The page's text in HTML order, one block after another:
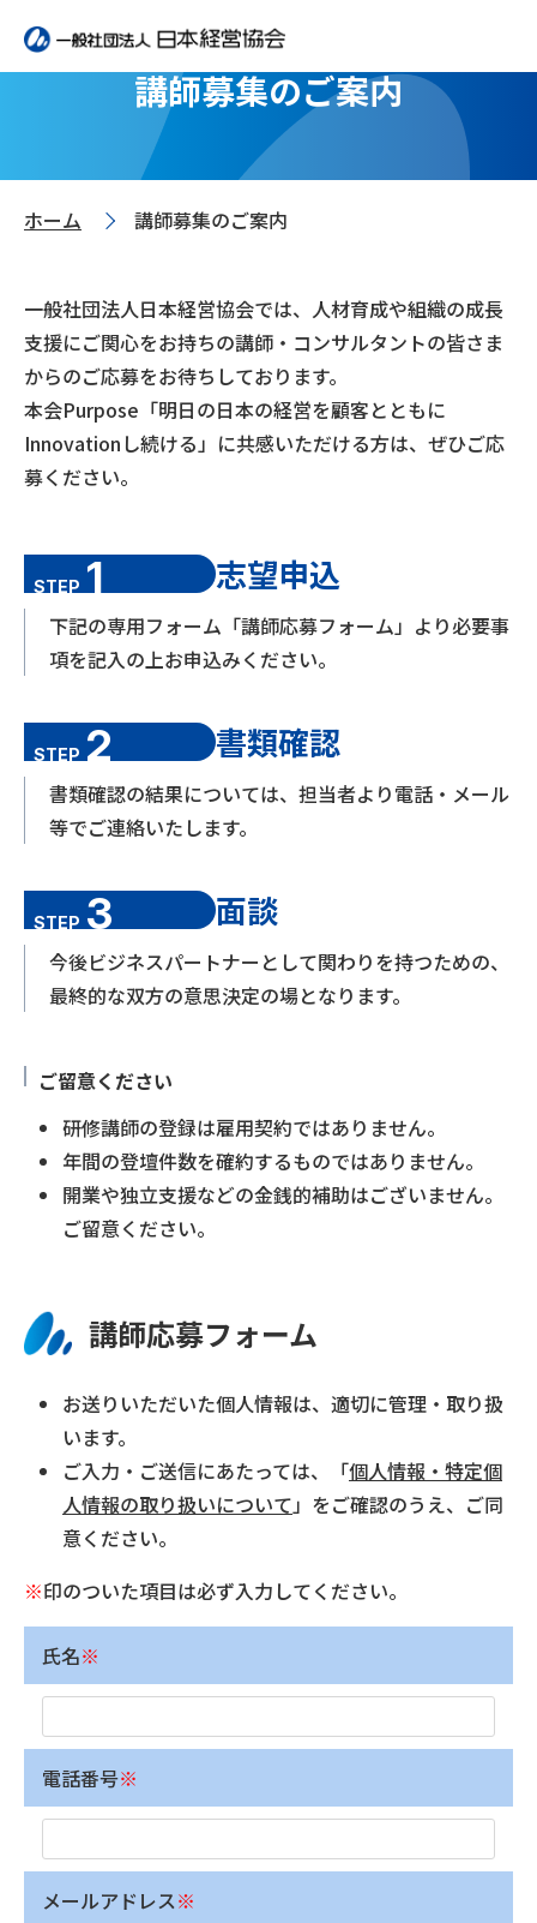
講師募集のご案内
ホーム >
講師募集のご案内
一般社団法人日本経営協会では、人材育成や組織の成長
支援にご関心をお持ちの講師・コンサルタントの皆さま
からのご応募をお待ちしております。
本会Purpose「明日の日本の経営を顧客とともに
Innovationし続ける」に共感いただける方は、ぜひご応
募ください。
STEP 1 志望申込
下記の専用フォーム「講師応募フォーム」より必要事
項を記入の上お申込みください。
STEP 2 書類確認
書類確認の結果については、担当者より電話・メール
等でご連絡いたします。
STEP 3 面談
今後ビジネスパートナーとして関わりを持つための、
最終的な双方の意思決定の場となります。
ご留意ください
研修講師の登録は雇用契約ではありません。
年間の登壇件数を確約するものではありません。
開業や独立支援などの金銭的補助はございません。
ご留意ください。
講師応募フォーム
お送りいただいた個人情報は、適切に管理・取り扱
います。
ご入力・ご送信にあたっては、「個人情報・特定個
人情報の取り扱いについて 」をご確認のうえ、ご同
意ください。
※印のついた項目は必ず入力してください。
氏名※
電話番号※
メールアドレス※